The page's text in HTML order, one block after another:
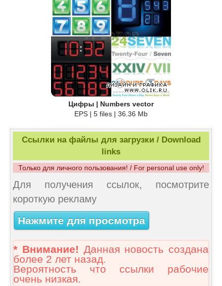
Цифры | Numbers vector
EPS | 5 files | 36.36 Mb
Ссылки на файлы для загрузки / Download
links
Только для личного пользования! / For personal use only!
Для получения ссылок, посмотрите
короткую рекламу
Нажмите для просмотра
* Внимание! Данная новость создана
более 2 лет назад.
Вероятность что ссылки рабочие
очень низкая.